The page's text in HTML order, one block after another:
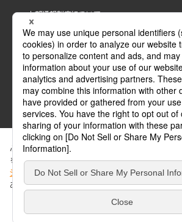
内部通報制度について
ABJマークは、この電子書店・電子書籍配信サービスが、著作
得た正規版配信サービスであることを示す登録商標(登録番
ABJマークの詳細、ABJマークを掲示しているサービスの一覧
ぶんか社が運営するサイトでは、利便性向上の
を使用しています。 当社のCookieについての詳
シー
」をご覧ください。当サイトでは、訪問者の
ありません。